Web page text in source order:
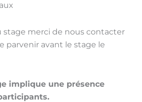
stage merci de nous contacter
parvenir avant le stage le
implique une présence